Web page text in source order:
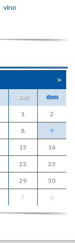
vino
»
sab dom
1 2
8 9
15 16
22 23
29 30
5 6